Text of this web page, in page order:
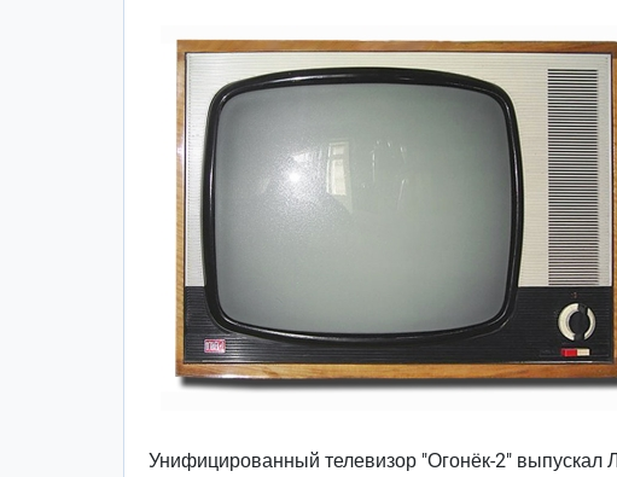
Унифицированный телевизор "Огонёк-2" выпускал